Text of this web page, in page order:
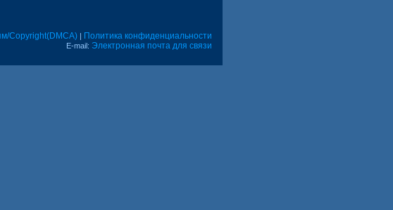
Copyright(DMCA) | Политика конфиденциальности
E-mail: Электронная почта для связи